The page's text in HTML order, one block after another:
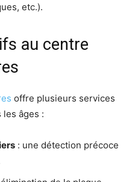
etc.).
au centre
offre plusieurs services
âges :
: une détection précoce